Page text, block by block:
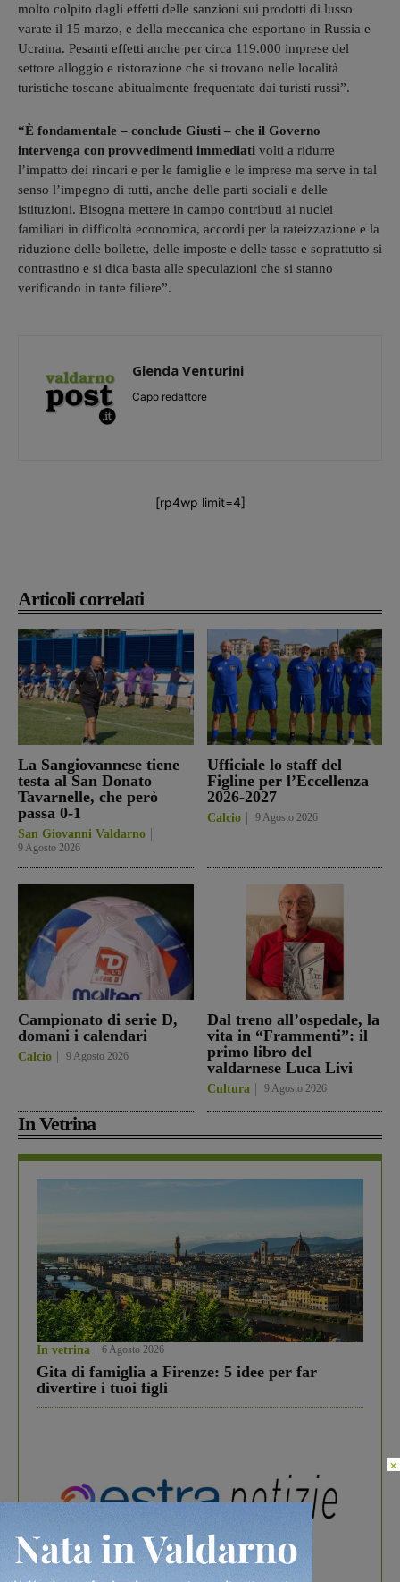
Articoli correlati
La Sangiovannese tiene
testa al San Donato
Tavarnelle, che però
passa 0-1
San Giovanni Valdarno
9 Agosto 2026
Ufficiale lo staff del
Figline per l’Eccellenza
2026-2027
Calcio 9 Agosto 2026
Campionato di serie D,
domani i calendari
Calcio 9 Agosto 2026
Dal treno all’ospedale, la
vita in “Frammenti”: il
primo libro del
valdarnese Luca Livi
Cultura 9 Agosto 2026
In Vetrina
In vetrina 6 Agosto 2026
Gita di famiglia a Firenze: 5 idee per far
divertire i tuoi figli
molto colpito dagli effetti delle sanzioni sui prodotti di lusso
varate il 15 marzo, e della meccanica che esportano in Russia e
Ucraina. Pesanti effetti anche per circa 119.000 imprese del
settore alloggio e ristorazione che si trovano nelle località
turistiche toscane abitualmente frequentate dai turisti russi”.
“È fondamentale – conclude Giusti – che il Governo
intervenga con provvedimenti immediati volti a ridurre
l’impatto dei rincari e per le famiglie e le imprese ma serve in tal
senso l’impegno di tutti, anche delle parti sociali e delle
istituzioni. Bisogna mettere in campo contributi ai nuclei
familiari in difficoltà economica, accordi per la rateizzazione e la
riduzione delle bollette, delle imposte e delle tasse e soprattutto si
contrastino e si dica basta alle speculazioni che si stanno
verificando in tante filiere”.
Glenda Venturini
Capo redattore
[rp4wp limit=4]
×